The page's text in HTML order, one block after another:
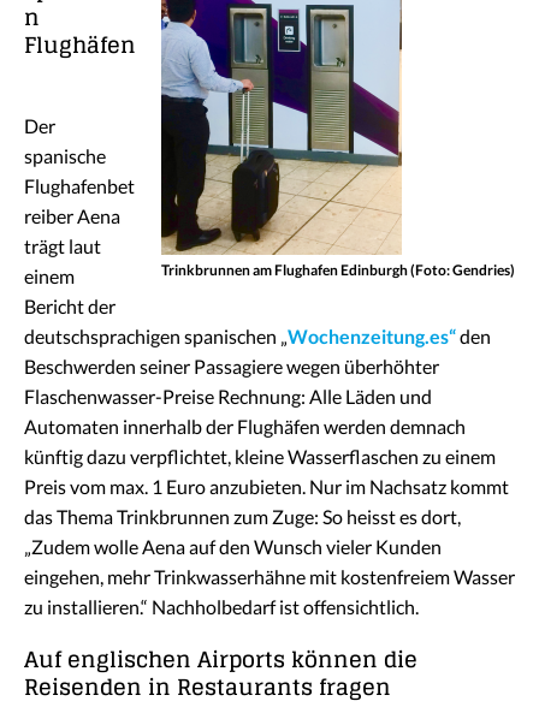
Trinkbrunnen am Flughafen Edinburgh (Foto: Gendries)
n
Flughäfen
Der
spanische
Flughafenbet
reiber Aena
trägt laut
einem
Bericht der
deutschsprachigen spanischen „Wochenzeitung.es“den
Beschwerden seiner Passagiere wegen überhöhter
Flaschenwasser-Preise Rechnung: Alle Läden und
Automaten innerhalb der Flughäfen werden demnach
künftig dazu verpflichtet, kleine Wasserflaschen zu einem
Preis vom max. 1 Euro anzubieten. Nur im Nachsatz kommt
das Thema Trinkbrunnen zum Zuge: So heisst es dort,
„Zudem wolle Aena auf den Wunsch vieler Kunden
eingehen, mehr Trinkwasserhähne mit kostenfreiem Wasser
zu installieren.“ Nachholbedarf ist offensichtlich.
Auf englischen Airports können die
Reisenden in Restaurants fragen